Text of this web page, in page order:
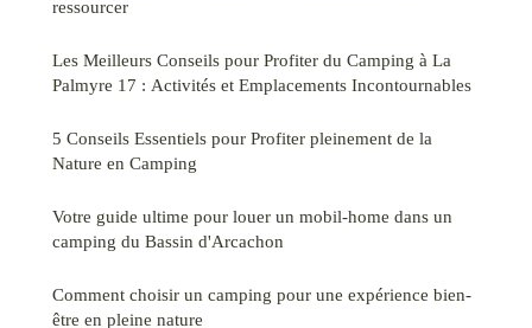
ressourcer
Les Meilleurs Conseils pour Profiter du Camping à La
Palmyre 17 : Activités et Emplacements Incontournables
5 Conseils Essentiels pour Profiter pleinement de la
Nature en Camping
Votre guide ultime pour louer un mobil-home dans un
camping du Bassin d'Arcachon
Comment choisir un camping pour une expérience bien-
être en pleine nature